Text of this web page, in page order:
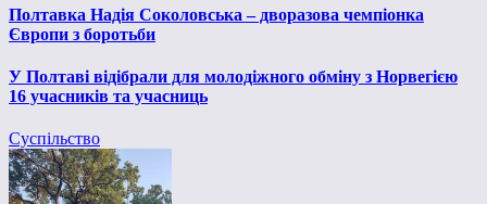
Полтавка Надія Соколовська – дворазова чемпіонка
Європи з боротьби
У Полтаві відібрали для молодіжного обміну з Норвегією
16 учасників та учасниць
Суспільство